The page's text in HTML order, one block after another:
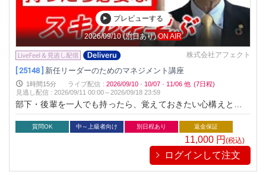
プレビューする
2026/09/10 (別日あり) ON AIR
株式会社アフェクト
[ 25148 ] 新任リーダーのためのマネジメント講座
1時間15分 ライブ配信 : 2026/09/10 · 10/07 · 11/06 他 (7日程)
見逃し配信 :2026/09/11 00:00～2026/09/18 23:59
部下・後輩を一人でも持ったら、覚えておきたい心構えと必要
なスキル ※本セミナーのライブ配信は、アーカイブ動画を配
信するものです。
質問OK 中～上級者向け 別日程あり 返金保証
11,000 円(税込)
ログインして注文